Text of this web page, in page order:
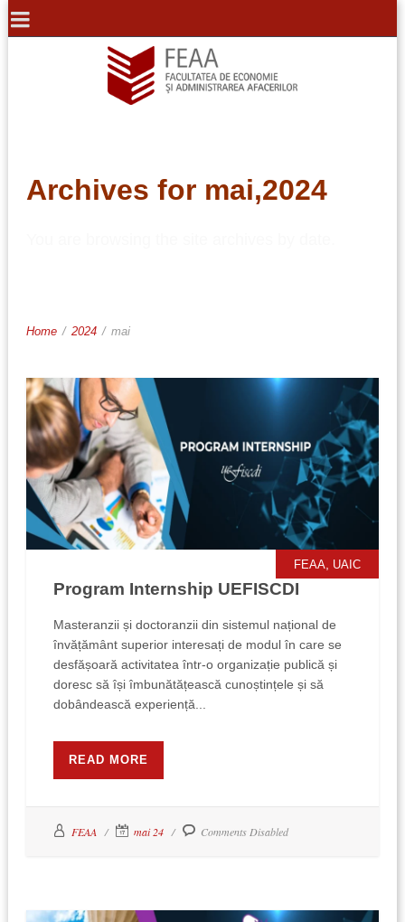
Archives for mai,2024
Home / 2024 / mai
FEAA UAIC
Program Internship UEFISCDI
Masteranzii și doctoranzii din sistemul național de
învățământ superior interesați de modul în care se
desfășoară activitatea într-o organizație publică și
doresc să își îmbunătățească cunoștințele și să
dobândească experiență...
READ MORE
FEAA mai 24 Comments Disabled